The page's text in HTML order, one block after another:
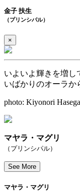
金子 扶生
（プリンシパル）
×
いよいよ輝きを増し
いばかりのオーラか
photo: Kiyonori
マヤラ・マグリ
（プリンシパル）
See More
マヤラ・マグリ